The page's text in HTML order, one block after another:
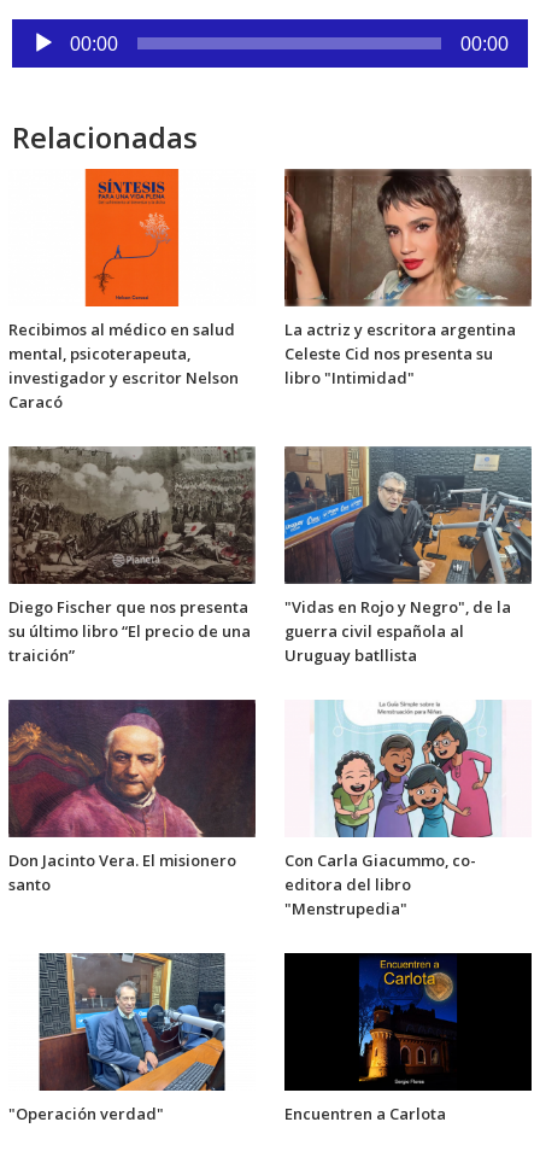
Reproductor
de
00:00 00:00
Relacionadas
Recibimos al médico en salud
mental, psicoterapeuta,
investigador y escritor Nelson
Caracó
La actriz y escritora argentina
Celeste Cid nos presenta su
libro "Intimidad"
Diego Fischer que nos presenta
su último libro “El precio de una
traición”
"Vidas en Rojo y Negro", de la
guerra civil española al
Uruguay batllista
Don Jacinto Vera. El misionero
santo
Con Carla Giacummo, co-
editora del libro
"Menstrupedia"
"Operación verdad" Encuentren a Carlota